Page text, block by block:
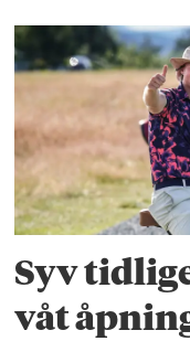
Syv
våt